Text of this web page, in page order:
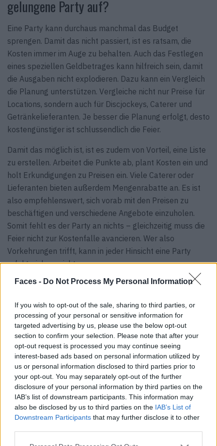
Faces - Do Not Process My Personal Information
If you wish to opt-out of the sale, sharing to third parties, or
processing of your personal or sensitive information for
targeted advertising by us, please use the below opt-out
section to confirm your selection. Please note that after your
opt-out request is processed you may continue seeing
interest-based ads based on personal information utilized by
us or personal information disclosed to third parties prior to
your opt-out. You may separately opt-out of the further
disclosure of your personal information by third parties on the
IAB’s list of downstream participants. This information may
also be disclosed by us to third parties on the IAB’s List of
Downstream Participants that may further disclose it to other
gelungene Party auf?
Eine Party kann durchaus manchmal das Budget
sprengen. Damit das nicht passiert, ist es ratsam, die
Kosten immer im Auge zu behalten. Auch das Festlegen
eines speziellen Geldbetrages kann hilfreich sein, damit
die Ausgaben nicht explodieren. Dazu kann ein Vergleich
die Planung unterstützen. Vergleiche nicht nur Preise für
Locations, sondern auch für Discjockeys, Caterer und
Getränkelieferanten. Je besser die Planung erfolgt, desto
kostengünstiger ist schlussendlich die Feier.
Damit das möglich ist, ist es zudem von Vorteil, eine Liste
zu erstellen. Arbeitet die Punkte ab, plant Kosten ein und
holt Erkundigungen zu Preisen ein. Viele Caterer oder
Lieferanten bieten außerdem Mengenrabatte an. Es ist
also empfehlenswert, sich vorab mit den Preisen zu
beschäftigen und verschiedene Angebote einzuholen.
Somit fehlt es der Party an nichts – gleichzeitig muss die
Feier nicht zur Kostenfalle avancieren. Wer also
Vorkehrungen trifft, kann in jeder Hinsicht eine Party
erfolgreich ausrichten.
Teaserfoto: © Pexels
VERWANDTE ARTIKEL
CULTURE